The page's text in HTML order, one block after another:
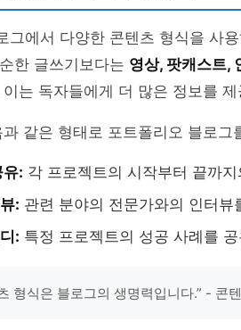
그에서 다양한 콘텐츠 형식을 사
한 글쓰기보다는 영상, 팟캐스트,
는 독자들에게 더 많은 정보를
같은 형태로 포트폴리오 블로그
유: 각 프로젝트의 시작부터 끝까
: 관련 분야의 전문가와의 인터
: 특정 프로젝트의 성공 사례를
형식은 블로그의 생명력입니다.” - 콘